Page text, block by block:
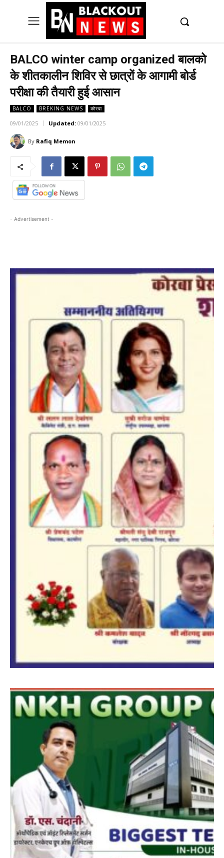
BALCO winter camp organized बालको
के शीतकालीन शिविर से छात्रों के आगामी बोर्ड
परीक्षा की तैयारी हुई आसान
BALCO BREKING NEWS कोरबा
09/01/2025 Updated: 09/01/2025
By Rafiq Memon
- Advertisement -